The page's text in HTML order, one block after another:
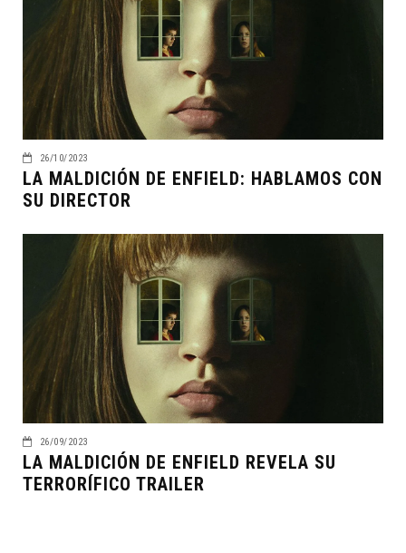
26/10/2023
LA MALDICIÓN DE ENFIELD: HABLAMOS CON
SU DIRECTOR
26/09/2023
LA MALDICIÓN DE ENFIELD REVELA SU
TERRORÍFICO TRAILER